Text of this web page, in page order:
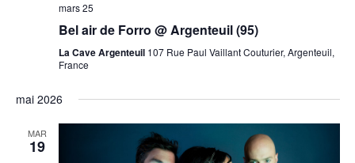
mars 25
Bel air de Forro @ Argenteuil (95)
La Cave Argenteuil 107 Rue Paul Vaillant Couturier, Argenteuil,
France
mai 2026
MAR
19